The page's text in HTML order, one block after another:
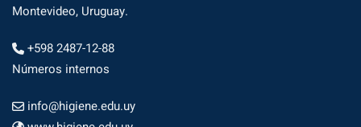
Montevideo, Uruguay.
+598 2487-12-88
Números internos
info@higiene.edu.uy